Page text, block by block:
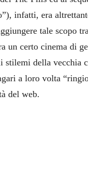
infatti, era
tale scopo
un certo cinema di
stilemi della vecchia
a loro volta
del web.